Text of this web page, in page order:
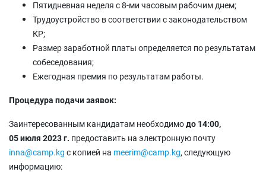
Пятидневная неделя с 8-ми часовым рабочим днем;
Трудоустройство в соответствии с законодательством
КР;
Размер заработной платы определяется по результатам
собеседования;
Ежегодная премия по результатам работы.
Процедура подачи заявок:
Заинтересованным кандидатам необходимодо 14:00,
05июля 2023 г. предоставить на электронную почту
inna@camp.kg с копией на meerim@camp.kg, следующую
информацию: